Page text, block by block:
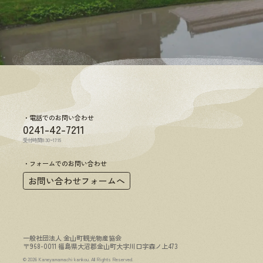
電話でのお問い合わせ
0241-42-7211
受付時間8:30~17:15
フォームでのお問い合わせ
お問い合わせフォームへ
一般社団法人 金山町観光物産協会
〒968-0011 福島県大沼郡金山町大字川口字森ノ上473
© 2026 Kaneyamamachi kankou. All Rights Reserved.